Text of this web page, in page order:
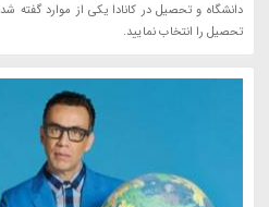
دانشگاه و تحصیل در کانادا یکی از موارد گفته
تحصیل را انتخاب نمایید.